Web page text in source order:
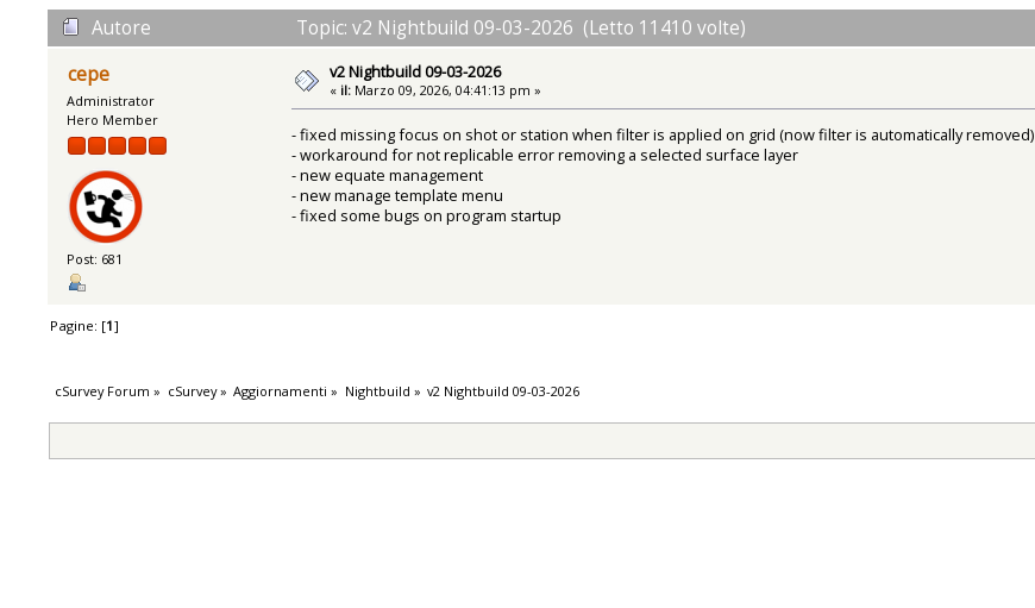
Autore
Topic: v2 Nightbuild 09-03-2026 (Letto 11410 volte)
cepe
Administrator
Hero Member
Post: 681
v2 Nightbuild 09-03-2026
« il: Marzo 09, 2026, 04:41:13 pm »
- fixed missing focus on shot or station when filter is applied on grid (now filter is automatically removed)
- workaround for not replicable error removing a selected surface layer
- new equate management
- new manage template menu
- fixed some bugs on program startup
Pagine: [1]
cSurvey Forum » cSurvey» Aggiornamenti » Nightbuild » v2 Nightbuild 09-03-2026